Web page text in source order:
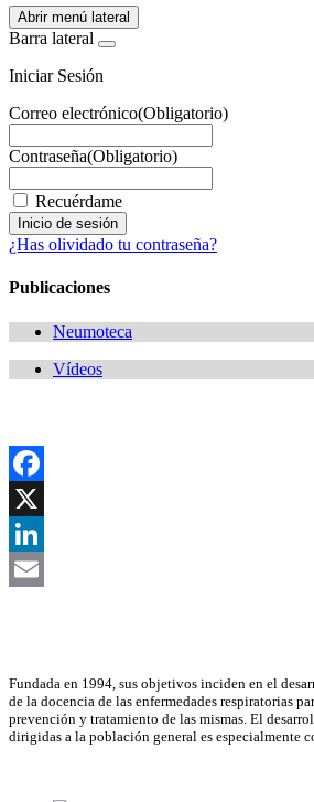
Abrir menú lateral
Barra lateral
Iniciar Sesión
Correo electrónico(Obligatorio)
Contraseña(Obligatorio)
Recuérdame
¿Has olividado tu contraseña?
Publicaciones
Neumoteca
Vídeos
Facebook
X
LinkedIn
Fundada en 1994, sus objetivos inciden en el
de la docencia de las enfermedades respiratorias
prevención y tratamiento de las mismas. El
dirigidas a la población general es especialmente